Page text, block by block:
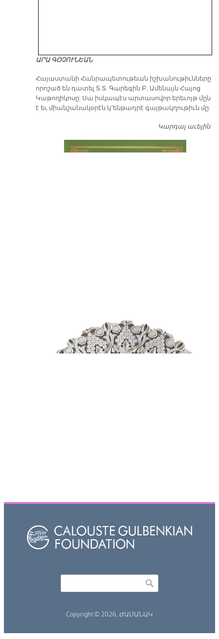
ԱՐԱ ԳՕՉՈՒՆԵԱՆ
​Հայաստանի Հանրապետութեան իշխանութիւնները
որոշած են դատել Տ.Տ. Գարեգին Բ. Ամենայն Հայոց
Կաթողիկոսը: Սա իսկապէս արտասովոր երեւոյթ մըն
է եւ միանշանակօրէն կ՚ենթադրէ գայթակղութիւն մը:
Կարդալ աւելին
Copyright © 2026, ԺԱՄԱՆԱԿ